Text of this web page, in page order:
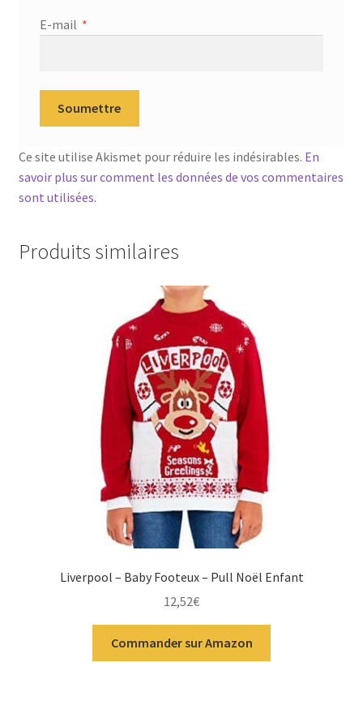
E-mail *
Ce site utilise Akismet pour réduire les indésirables. En
savoir plus sur comment les données de vos commentaires
sont utilisées.
Produits similaires
Liverpool – Baby Footeux – Pull Noël Enfant
12,52€
Commander sur Amazon